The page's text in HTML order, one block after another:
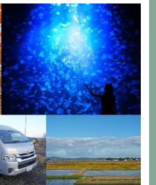
解，絕對不是只住宿一兩晚